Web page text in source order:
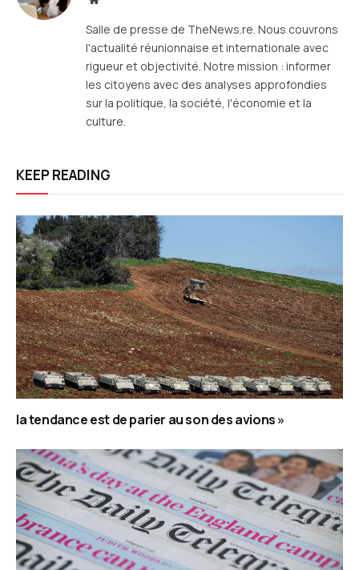
Salle de presse de TheNews.re. Nous couvrons
l'actualité réunionnaise et internationale avec
rigueur et objectivité. Notre mission : informer
les citoyens avec des analyses approfondies
sur la politique, la société, l'économie et la
culture.
KEEP READING
la tendance est de parier au son des avions »